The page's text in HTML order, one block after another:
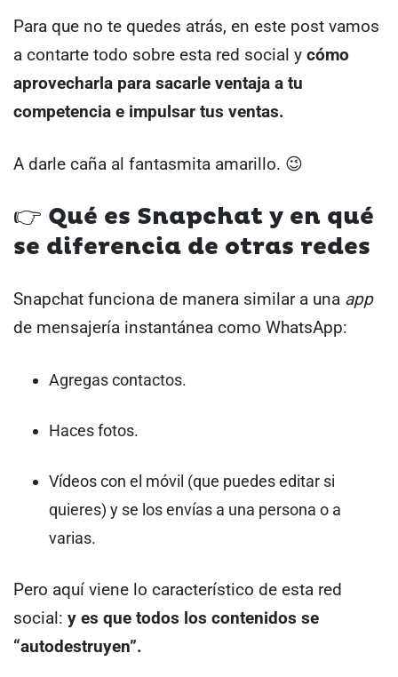
Para que no te quedes atrás, en este post vamos
a contarte todo sobre esta red social y cómo
aprovecharla para sacarle ventaja a tu
competencia e impulsar tus ventas.
A darle caña al fantasmita amarillo. 😉
👉 Qué es Snapchat y en qué
se diferencia de otras redes
Snapchat funciona de manera similar a una app
de mensajería instantánea como WhatsApp:
Agregas contactos.
Haces fotos.
Vídeos con el móvil (que puedes editar si
quieres) y se los envías a una persona o a
varias.
Pero aquí viene lo característico de esta red
social: y es que todos los contenidos se
“autodestruyen”.